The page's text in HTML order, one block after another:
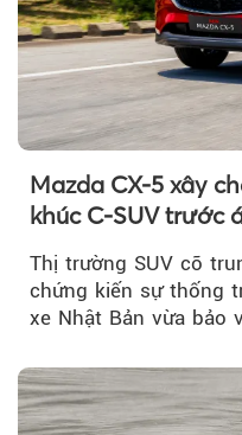
Mazda CX-5 xây
khúc C-SUV trước
Thị trường SUV cỡ
chứng kiến sự thống
xe Nhật Bản vừa bảo